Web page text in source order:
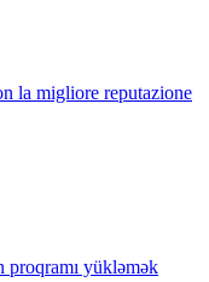
la migliore reputazione
proqramı yükləmək